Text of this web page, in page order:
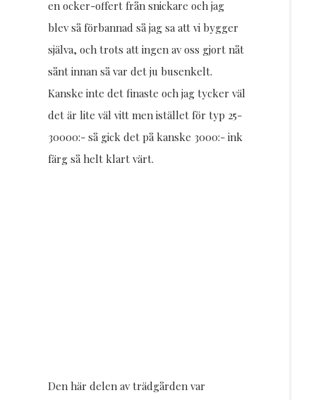
en ocker-offert från snickare och jag
blev så förbannad så jag sa att vi bygger
själva, och trots att ingen av oss gjort nåt
sånt innan så var det ju busenkelt.
Kanske inte det finaste och jag tycker väl
det är lite väl vitt men istället för typ 25-
30000:- så gick det på kanske 3000:- ink
färg så helt klart värt.
Den här delen av trädgården var